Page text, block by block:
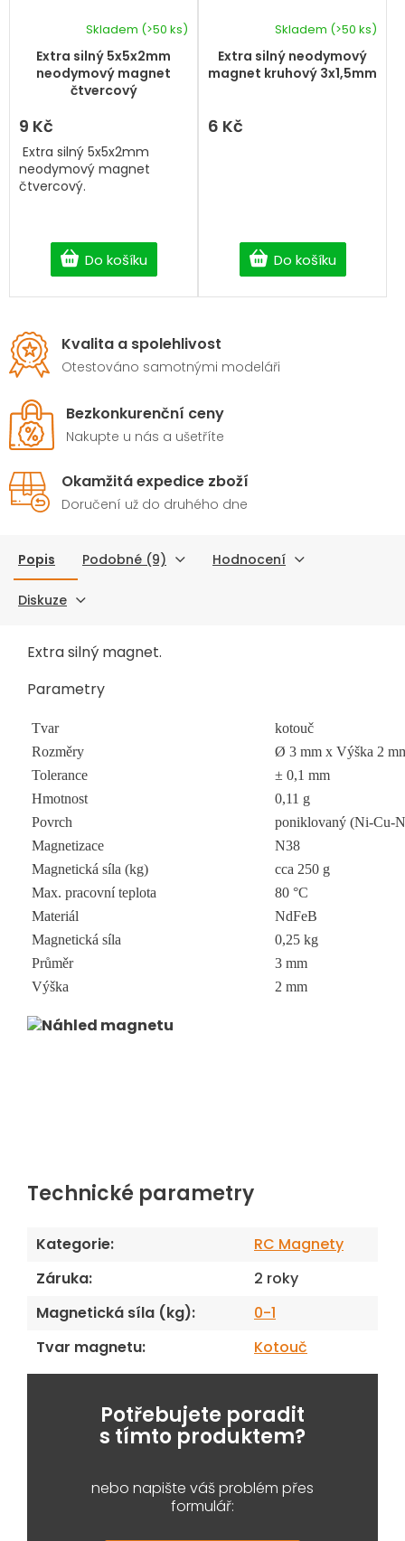
Extra silný 5x5x2mm
neodymový magnet
čtvercový
Skladem (>50 ks)
9 Kč
Do košíku
Extra silný 5x5x2mm
neodymový magnet
čtvercový.
Extra silný neodymový
magnet kruhový 3x1,5mm
Skladem (>50 ks)
6 Kč
Do košíku
Kvalita a spolehlivost
Otestováno samotnými modeláři
Bezkonkurenční ceny
Nakupte u nás a ušetříte
Okamžitá expedice zboží
Doručení už do druhého dne
Popis Podobné (9) Hodnocení
Diskuze
Extra silný magnet.
Parametry
Tvar
kotouč
Rozměry
Ø 3 mm x Výška 2
Tolerance
± 0,1 mm
Hmotnost
0,11 g
Povrch
poniklovaný (Ni-Cu-
Magnetizace
N38
Magnetická síla (kg)
cca 250 g
Max. pracovní teplota
80 °C
Materiál
NdFeB
Magnetická síla
0,25 kg
Průměr
3 mm
Výška
2 mm
Technické parametry
Kategorie:
RC Magnety
Záruka:
2 roky
Magnetická síla (kg):
0-1
Tvar magnetu: Kotouč
Potřebujete poradit
s tímto produktem?
nebo napište váš problém přes
formulář: